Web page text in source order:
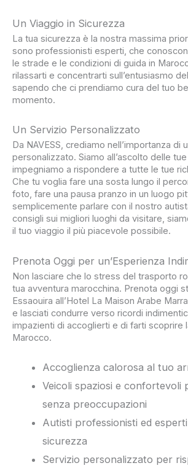
Un Viaggio in Sicurezza
La tua sicurezza è la nostra massima
sono professionisti esperti, che
le strade e le condizioni di guida in
rilassarti e concentrarti sull’entusiasmo
sapendo che ci prendiamo cura del tuo
momento.
Un Servizio Personalizzato
Da NAVESS, crediamo nell’importanza di
personalizzato. Siamo all’ascolto delle
impegniamo a rispondere a tutte le tue
Che tu voglia fare una sosta lungo il
foto, fare una pausa pranzo in un luogo
semplicemente parlare con il nostro
consigli sui migliori luoghi da visitare,
il tuo viaggio il più piacevole possibile.
Prenota Oggi per un’Esperienza
Non lasciare che lo stress del trasporto
tua avventura marocchina. Prenota oggi
Essaouira all’Hotel La Maison Arabe
e lasciati condurre verso ricordi
impazienti di accoglierti e di farti scoprire
Marocco.
Accoglienza calorosa al tuo
Veicoli spaziosi e confortevoli
senza preoccupazioni
Autisti professionisti ed
sicurezza
Servizio personalizzato per